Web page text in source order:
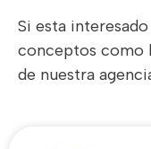
Si esta
conceptos como
de nuestra